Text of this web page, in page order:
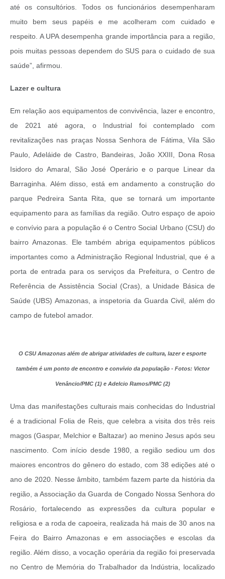
até os consultórios. Todos os funcionários desempenharam
muito bem seus papéis e me acolheram com cuidado e
respeito. A UPA desempenha grande importância para a região,
pois muitas pessoas dependem do SUS para o cuidado de sua
saúde”, afirmou.
Lazer e cultura
Em relação aos equipamentos de convivência, lazer e encontro,
de 2021 até agora, o Industrial foi contemplado com
revitalizações nas praças Nossa Senhora de Fátima, Vila São
Paulo, Adeláide de Castro, Bandeiras, João XXIII, Dona Rosa
Isidoro do Amaral, São José Operário e o parque Linear da
Barraginha. Além disso, está em andamento a construção do
parque Pedreira Santa Rita, que se tornará um importante
equipamento para as famílias da região. Outro espaço de apoio
e convívio para a população é o Centro Social Urbano (CSU) do
bairro Amazonas. Ele também abriga equipamentos públicos
importantes como a Administração Regional Industrial, que é a
porta de entrada para os serviços da Prefeitura, o Centro de
Referência de Assistência Social (Cras), a Unidade Básica de
Saúde (UBS) Amazonas, a inspetoria da Guarda Civil, além do
campo de futebol amador.
O CSU Amazonas além de abrigar atividades de cultura, lazer e esporte
também é um ponto de encontro e convívio da população - Fotos: Victor
Venâncio/PMC (1) e Adelcio Ramos/PMC (2)
Uma das manifestações culturais mais conhecidas do Industrial
é a tradicional Folia de Reis, que celebra a visita dos três reis
magos (Gaspar, Melchior e Baltazar) ao menino Jesus após seu
nascimento. Com início desde 1980, a região sediou um dos
maiores encontros do gênero do estado, com 38 edições até o
ano de 2020. Nesse âmbito, também fazem parte da história da
região, a Associação da Guarda de Congado Nossa Senhora do
Rosário, fortalecendo as expressões da cultura popular e
religiosa e a roda de capoeira, realizada há mais de 30 anos na
Feira do Bairro Amazonas e em associações e escolas da
região. Além disso, a vocação operária da região foi preservada
no Centro de Memória do Trabalhador da Indústria, localizado